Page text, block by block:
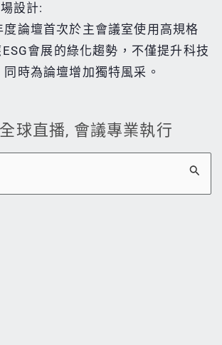
設計:
論壇首次於主會議室使用高規格
會展的綠化趨勢，不僅提升科技
時為論壇增加獨特風采。
全球直播, 會議專業執行